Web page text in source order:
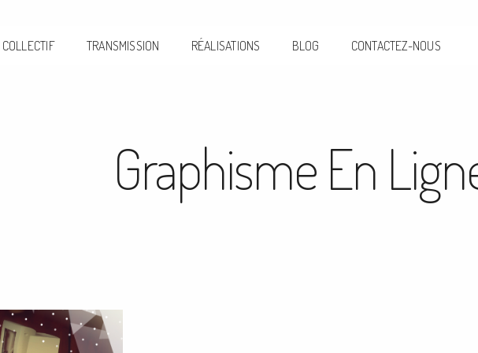
TRANSMISSION RÉALISATIONS BLOG CONTACTEZ-NOUS
Graphisme En